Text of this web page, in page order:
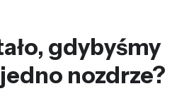
gdybyśmy
nozdrze?